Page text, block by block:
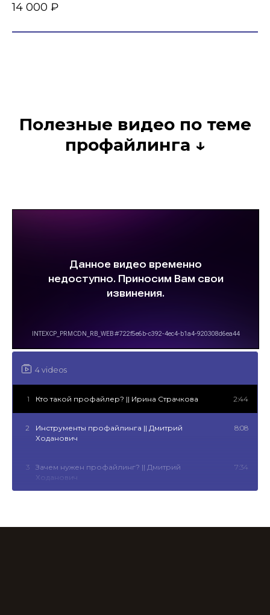
14 000 ₽
Полезные видео по теме
профайлинга ↓
4 videos
1 Кто такой профайлер? || Ирина Страчкова 2:44
2
Инструменты профайлинга || Дмитрий
Ходанович
8:08
3
Зачем нужен профайлинг? || Дмитрий
Ходанович
7:34